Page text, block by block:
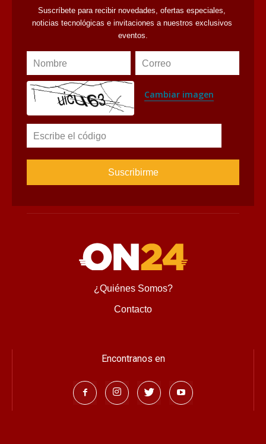
Suscríbete para recibir novedades, ofertas especiales,
noticias tecnológicas e invitaciones a nuestros exclusivos
eventos.
Nombre Correo
Cambiar imagen
Escribe el código
¿Quiénes Somos?
Contacto
Encontranos en